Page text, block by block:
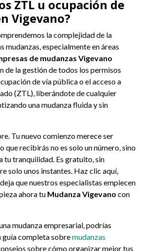
ZTL u ocupación de
Vigevano?
la complejidad de la
mudanzas, especialmente en áreas
de mudanzas Vigevano
de la gestión de todos los permisos
de vía pública o el acceso a
(ZTL), liberándote de cualquier
una mudanza fluida y sin
Tu nuevo comienzo merece ser
que recibirás no es solo un número, sino
tu tranquilidad. Es gratuito, sin
solo unos instantes. Haz clic aquí,
que nuestros especialistas empiecen
ahora tu Mudanza Vigevano con
mudanza empresarial, podrías
completa sobremudanzas
sobre cómo organizar mejor tus